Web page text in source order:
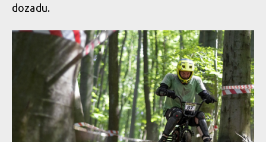
dozadu.